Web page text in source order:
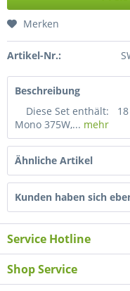
Merken
Artikel-Nr.:
Beschreibung
Diese Set enthält: 18
Mono 375W,... mehr
Ähnliche Artikel
Kunden haben sich
Service Hotline
Shop Service